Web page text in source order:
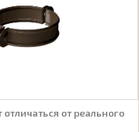
от реального